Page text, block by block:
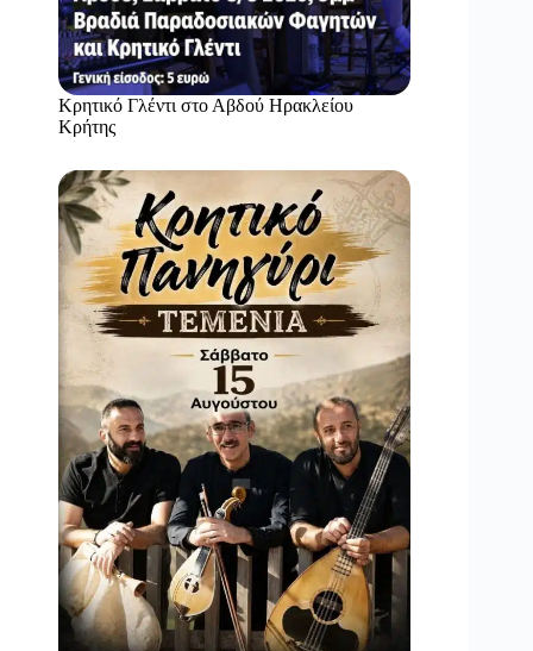
Κρητικό Γλέντι στο Αβδού Ηρακλείου
Κρήτης